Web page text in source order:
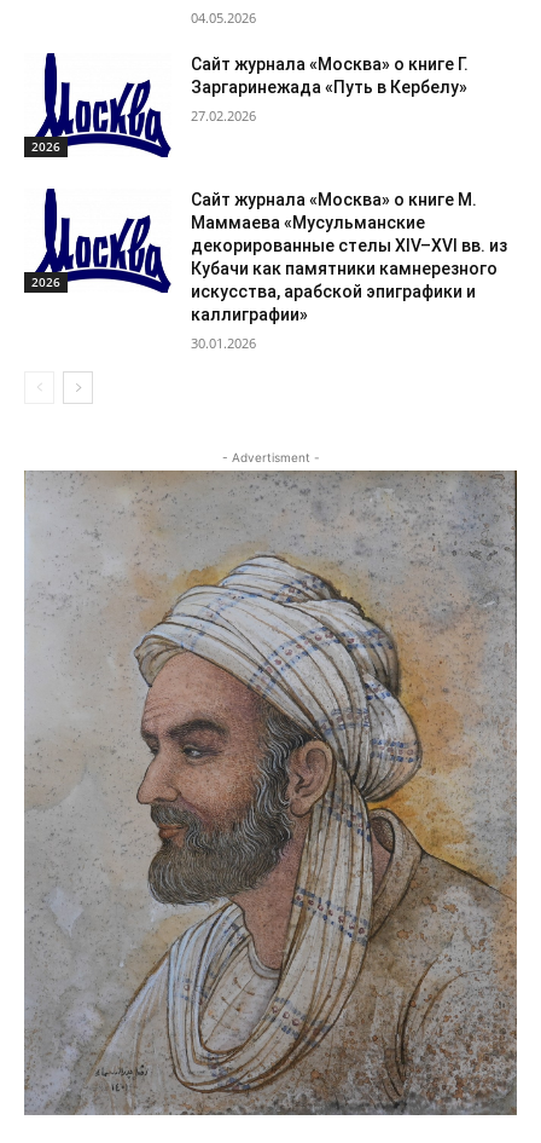
04.05.2026
2026
Сайт журнала «Москва» о книге Г.
Заргаринежада «Путь в Кербелу»
27.02.2026
2026
Сайт журнала «Москва» о книге М.
Маммаева «Мусульманские
декорированные стелы XIV–XVI вв. из
Кубачи как памятники камнерезного
искусства, арабской эпиграфики и
каллиграфии»
30.01.2026
- Advertisment -